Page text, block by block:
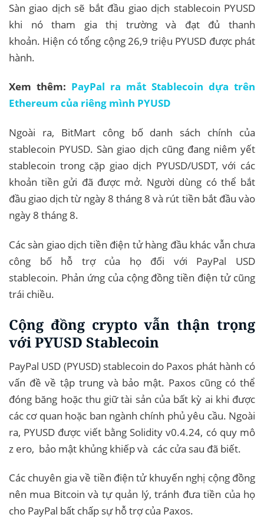
Sàn giao dịch sẽ bắt đầu giao dịch stablecoin PYUSD
khi nó tham gia thị trường và đạt đủ thanh
khoản. Hiện có tổng cộng 26,9 triệu PYUSD được phát
hành.
Xem thêm: PayPal ra mắt Stablecoin dựa trên
Ethereum của riêng mình PYUSD
Ngoài ra, BitMart công bố danh sách chính của
stablecoin PYUSD. Sàn giao dịch cũng đang niêm yết
stablecoin trong cặp giao dịch PYUSD/USDT, với các
khoản tiền gửi đã được mở. Người dùng có thể bắt
đầu giao dịch từ ngày 8 tháng 8 và rút tiền bắt đầu vào
ngày 8 tháng 8.
Các sàn giao dịch tiền điện tử hàng đầu khác vẫn chưa
công bố hỗ trợ của họ đối với PayPal USD
stablecoin. Phản ứng của cộng đồng tiền điện tử cũng
trái chiều.
Cộng đồng crypto vẫn thận trọng
với PYUSD Stablecoin
PayPal USD (PYUSD) stablecoin do Paxos phát hành có
vấn đề về tập trung và bảo mật. Paxos cũng có thể
đóng băng hoặc thu giữ tài sản của bất kỳ ai khi được
các cơ quan hoặc ban ngành chính phủ yêu cầu. Ngoài
ra, PYUSD được viết bằng Solidity v0.4.24, có quy mô
z ero, bảo mật khủng khiếp và các cửa sau đã biết.
Các chuyên gia về tiền điện tử khuyến nghị cộng đồng
nên mua Bitcoin và tự quản lý, tránh đưa tiền của họ
cho PayPal bất chấp sự hỗ trợ của Paxos.